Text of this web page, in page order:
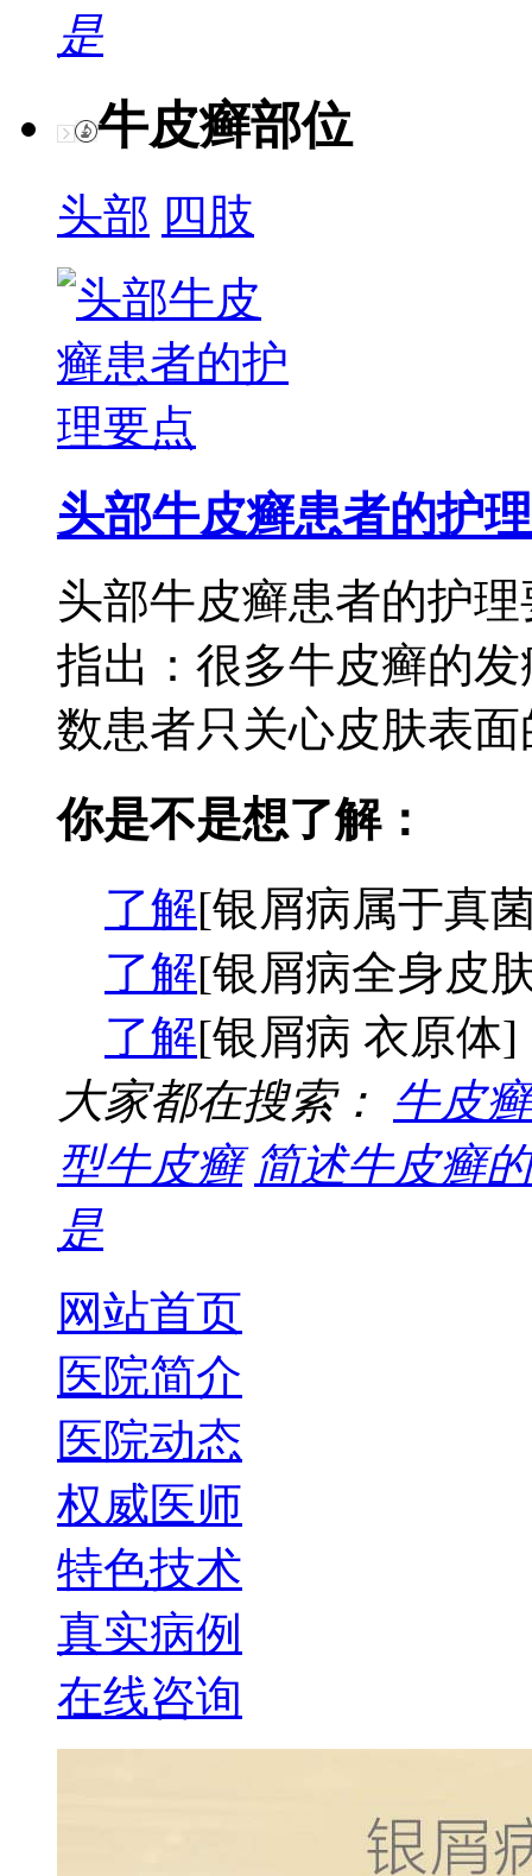
是
牛皮癣部位
头部 四肢
头部牛皮癣患者的护理
头部牛皮癣患者的护
指出：很多牛皮癣的
数患者只关心皮肤表
你是不是想了解：
了解[银屑病属于真
了解[银屑病全身皮
了解[银屑病 衣原体]
大家都在搜索： 牛皮
型牛皮癣 简述牛皮癣
是
网站首页
医院简介
医院动态
权威医师
特色技术
真实病例
在线咨询